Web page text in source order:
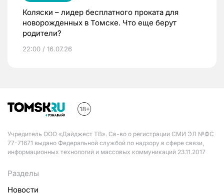
Коляски – лидер бесплатного проката для
новорожденных в Томске. Что еще берут
родители?
22:00 / 16.07.26
Учредитель ООО «Дайджест ТВ». Св-во о регистрации СМИ ЭЛ №ФС
77-71671 выдано Федеральной службой по надзору в сфере связи,
информационных технологий и массовых коммуникаций 23.11.2017
Разделы
Новости